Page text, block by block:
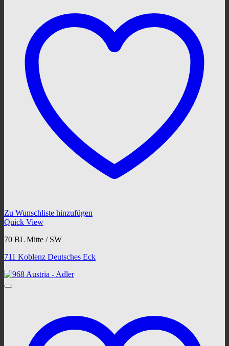
Zu Wunschliste hinzufügen
Quick View
70 BL Mitte / SW
711 Koblenz Deutsches Eck